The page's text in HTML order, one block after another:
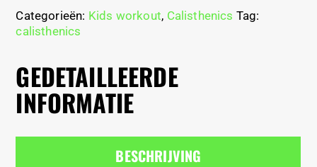
Categorieën: Kids workout, Calisthenics Tag:
calisthenics
GEDETAILLEERDE
INFORMATIE
BESCHRIJVING